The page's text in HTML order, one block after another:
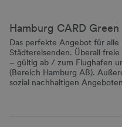
Hamburg CARD Green
Das perfekte Angebot für
Städtereisenden. Überall
– gültig ab / zum Flughafen
(Bereich Hamburg AB).
sozial nachhaltigen